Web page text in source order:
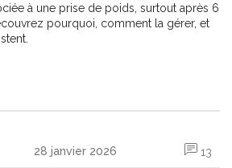
à une prise de poids, surtout après 6
pourquoi, comment la gérer, et
28 janvier 2026 13